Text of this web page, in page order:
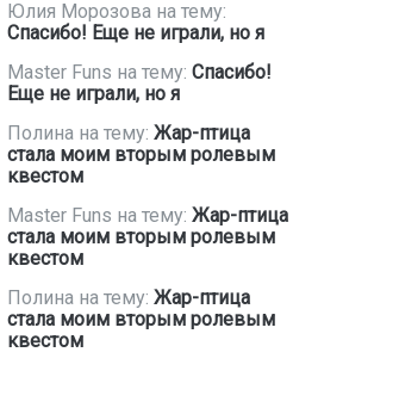
Юлия Морозова на тему:
Спасибо! Еще не играли, но я
Master Funs на тему: Спасибо!
Еще не играли, но я
Полина на тему: Жар-птица
стала моим вторым ролевым
квестом
Master Funs на тему: Жар-птица
стала моим вторым ролевым
квестом
Полина на тему: Жар-птица
стала моим вторым ролевым
квестом